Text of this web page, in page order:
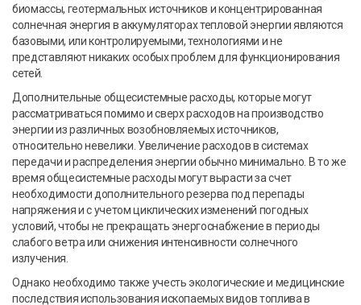
биомассы, геотермальных источников и концентрированная
солнечная энергия в аккумуляторах тепловой энергии являются
базовыми, или контролируемыми, технологиями и не
представляют никаких особых проблем для функционирования
сетей.
Дополнительные общесистемные расходы, которые могут
рассматриваться помимо и сверх расходов на производство
энергии из различных возобновляемых источников,
относительно невелики. Увеличение расходов в системах
передачи и распределения энергии обычно минимально. В то же
время общесистемные расходы могут вырасти за счет
необходимости дополнительного резерва под перепады
напряжения и с учетом циклических изменений погодных
условий, чтобы не прекращать энергоснабжение в периоды
слабого ветра или снижения интенсивности солнечного
излучения.
Однако необходимо также учесть экологические и медицинские
последствия использования ископаемых видов топлива в